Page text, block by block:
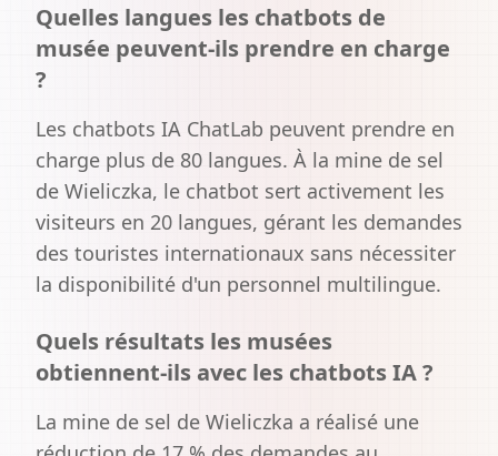
Quelles langues les chatbots de
musée peuvent-ils prendre en charge
?
Les chatbots IA ChatLab peuvent prendre en
charge plus de 80 langues. À la mine de sel
de Wieliczka, le chatbot sert activement les
visiteurs en 20 langues, gérant les demandes
des touristes internationaux sans nécessiter
la disponibilité d'un personnel multilingue.
Quels résultats les musées
obtiennent-ils avec les chatbots IA ?
La mine de sel de Wieliczka a réalisé une